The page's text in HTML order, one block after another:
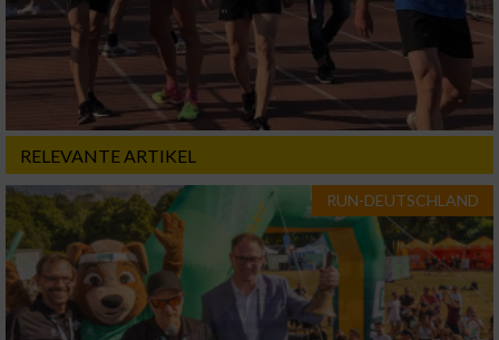
RELEVANTE ARTIKEL
RUN-DEUTSCHLAND
Analyse von Zielgruppen durch Statistiken
oder Kombinationen von Daten aus
verschiedenen Quellen
Entwicklung und Verbesserung der Angebote
Verwendung reduzierter Daten zur Auswahl
von Inhalten
IAB-Besonderheiten:
Verwendung genauer Standortdaten